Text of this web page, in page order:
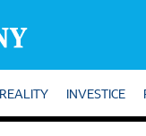
REALITY INVESTICE